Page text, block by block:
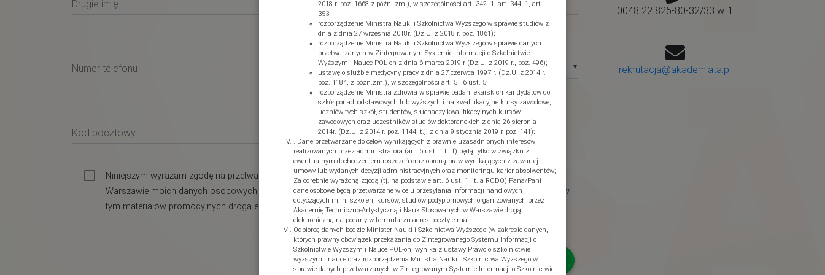
Drugie imię Email
Numer telefonu ▼
Obywatelstwo
Kod pocztowy
Niniejszym wyrażam zgodę na przetwarzanie przez Akademię Techniczno-Artystyczną i Nauk Stosowanych w
Warszawie moich danych osobowych: adres poczty elektronicznej (e-mail) w celu przesyłania informacji handlowej, w
tym materiałów promocyjnych drogą elektroniczną.Szczegoły
ZAPISZ SIĘ
0048 22 825-80-32/33 w. 1
rekrutacja@akademiata.pl
2018 r. poz. 1668 z późn. zm.), w szczególności art. 342. 1, art. 344. 1, art.
353,
rozporządzenie Ministra Nauki i Szkolnictwa Wyższego w sprawie studiów z
dnia z dnia 27 września 2018r. (Dz.U. z 2018 r. poz. 1861);
rozporządzenie Ministra Nauki i Szkolnictwa Wyższego w sprawie danych
przetwarzanych w Zintegrowanym Systemie Informacji o Szkolnictwie
Wyższym i Nauce POL-on z dnia 6 marca 2019 r (Dz.U. z 2019 r., poz. 496);
ustawę o służbie medycyny pracy z dnia 27 czerwca 1997 r. (Dz.U. z 2014 r.
poz. 1184, z późn.zm.), w szczególności art. 5 i 6 ust. 5;
rozporządzenie Ministra Zdrowia w sprawie badań lekarskich kandydatów do
szkół ponadpodstawowych lub wyższych i na kwalifikacyjne kursy zawodowe,
uczniów tych szkół, studentów, słuchaczy kwalifikacyjnych kursów
zawodowych oraz uczestników studiów doktoranckich z dnia 26 sierpnia
2014r. (Dz.U. z 2014 r. poz. 1144, t.j. z dnia 9 stycznia 2019 r. poz. 141);
. Dane przetwarzane do celów wynikających z prawnie uzasadnionych interesów
realizowanych przez administratora (art. 6 ust. 1 lit f) będą tylko w związku z
ewentualnym dochodzeniem roszczeń oraz obroną praw wynikających z zawartej
umowy lub wydanych decyzji administracyjnych oraz monitoringu karier absolwentów;
Za odrębnie wyrażoną zgodą (tj. na podstawie art. 6 ust. 1 lit. a RODO) Pana/Pani
dane osobowe będą przetwarzane w celu przesyłania informacji handlowych
dotyczących m.in. szkoleń, kursów, studiów podyplomowych organizowanych przez
Akademię Techniczno-Artystyczną i Nauk Stosowanych w Warszawie drogą
elektroniczną na podany w formularzu adres poczty e-mail.
Odbiorcą danych będzie Minister Nauki i Szkolnictwa Wyższego (w zakresie danych,
których prawny obowiązek przekazania do Zintegrowanego Systemu Informacji o
Szkolnictwie Wyższym i Nauce POL-on, wynika z ustawy Prawo o szkolnictwie
wyższym i nauce oraz rozporządzenia Ministra Nauki i Szkolnictwa Wyższego w
sprawie danych przetwarzanych w Zintegrowanym Systemie Informacji o Szkolnictwie